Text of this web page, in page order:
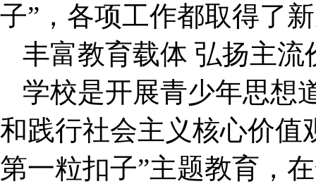
子”，各项工作都取得了
丰富教育载体 弘扬主流
学校是开展青少年思想
和践行社会主义核心价值
第一粒扣子”主题教育，